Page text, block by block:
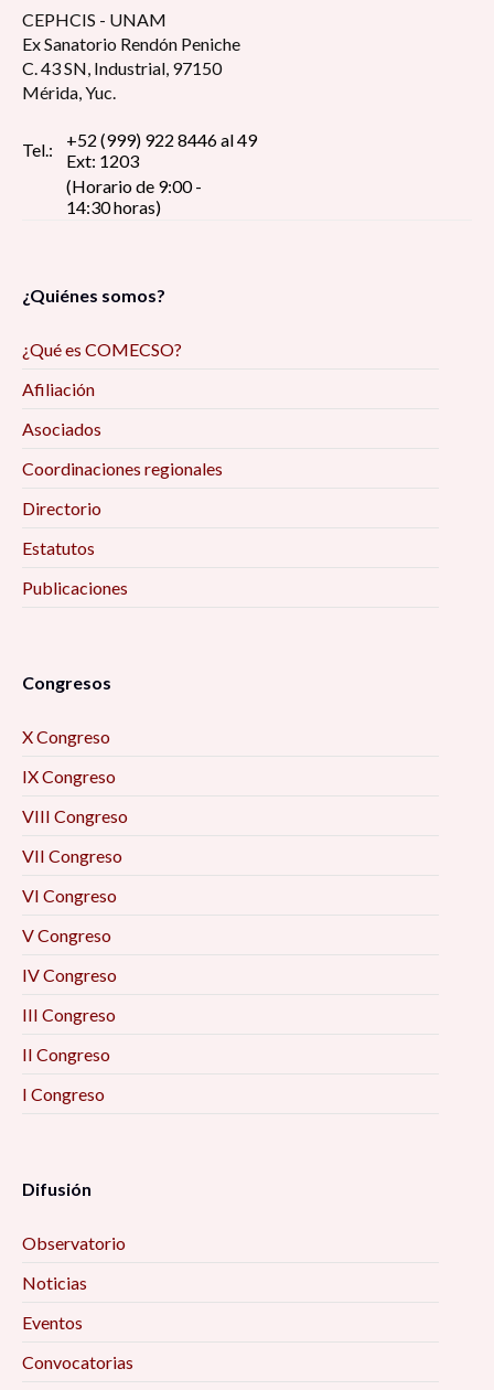
CEPHCIS - UNAM
Ex Sanatorio Rendón Peniche
C. 43 SN, Industrial, 97150
Mérida, Yuc.
Tel.:
+52 (999) 922 8446 al 49
Ext: 1203
(Horario de 9:00 -
14:30 horas)
¿Quiénes somos?
¿Qué es COMECSO?
Afiliación
Asociados
Coordinaciones regionales
Directorio
Estatutos
Publicaciones
Congresos
X Congreso
IX Congreso
VIII Congreso
VII Congreso
VI Congreso
V Congreso
IV Congreso
III Congreso
II Congreso
I Congreso
Difusión
Observatorio
Noticias
Eventos
Convocatorias